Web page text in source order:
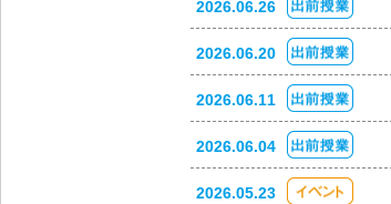
2026.06.26
2026.06.20
2026.06.11
2026.06.04
2026.05.23